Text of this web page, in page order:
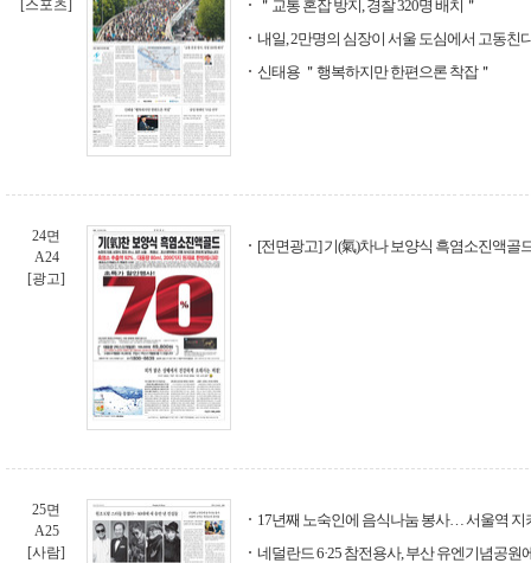
[스포츠]
＂교통 혼잡 방지, 경찰 320명 배치＂
내일, 2만명의 심장이 서울 도심에서 고동친
신태용 ＂행복하지만 한편으론 착잡＂
24면
A24
[광고]
[전면광고] 기(氣)차나 보양식 흑염소진액골
25면
A25
[사람]
17년째 노숙인에 음식나눔 봉사… 서울역 지
네덜란드 6·25 참전용사, 부산 유엔기념공원